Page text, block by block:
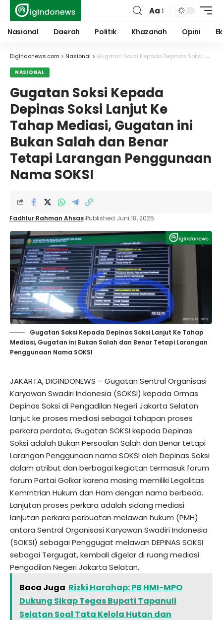
Font
Resizer
Aa
Nasional Daerah Politik Khazanah Opini
DigIndonews.com > Nasional > Gugatan Soksi Kepada Depinas Soksi Lanjut Ke Tahap Mediasi, Gugatan ini Bukan Salah dan Benar Tetapi Larangan Penggunaan Nama SOKSI
NASIONAL
Gugatan Soksi Kepada
Depinas Soksi Lanjut Ke
Tahap Mediasi, Gugatan ini
Bukan Salah dan Benar
Tetapi Larangan Penggunaan
Nama SOKSI
Fadhlur Rahman Ahsas Published Juni 18, 2025
Gugatan Soksi Kepada Depinas Soksi Lanjut Ke Tahap
Mediasi, Gugatan ini Bukan Salah dan Benar Tetapi Larangan
Penggunaan Nama SOKSI
JAKARTA, DIGINDONEWS – Gugatan Sentral Organisasi
Karyawan Swadiri Indonesia (SOKSI) kepada Ormas
Depinas Soksi di Pengadilan Negeri Jakarta Selatan
lanjut ke proses mediasi sebagai tahapan proses
perkara perdata, Gugatan SOKSI kepada Depinas
Soksi adalah Bukan Persoalan Salah dan Benar tetapi
Larangan Penggunaan nama SOKSI oleh Depinas Soksi
dalam atribut dan berbagai kegiatan termasuk forum
forum Partai Golkar karena masing memiliki Legalitas
Kemrntrian Hukum dan Ham dengan nama berbeda.
Lanjutan proses perkara adalah sidang mediasi
lanjutan perkara perbuatan melawan hukum (PMH)
antara Sentral Organisasi Karyawan Swadiri Indonesia
(SOKSI) sebagai Penggugat melawan DEPINAS SOKSI
sebagai Tergugat, kembali digelar di ruang mediasi
Pengadilan Negeri Jakarta Selatan.
Baca Juga Rizki Harahap: PB HMI-MPO
Dukung Sikap Tegas Bupati Tapanuli
Selatan Soal Tata Kelola Hutan dan